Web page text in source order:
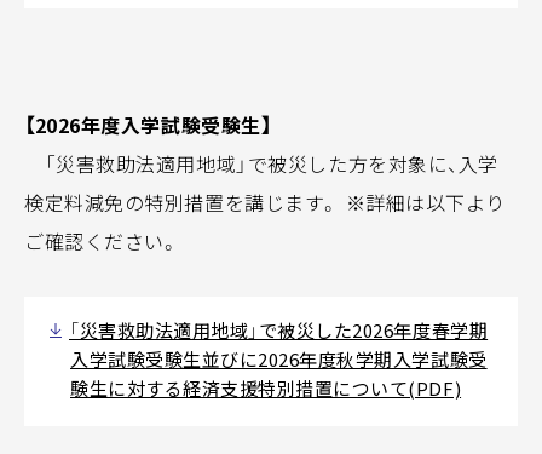
【2026年度入学試験受験生】
「災害救助法適用地域」で被災した方を対象に、入学
検定料減免の特別措置を講じます。 ※詳細は以下より
ご確認ください。
「災害救助法適用地域」で被災した2026年度春学期
入学試験受験生並びに2026年度秋学期入学試験受
験生に対する経済支援特別措置について(PDF)